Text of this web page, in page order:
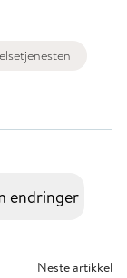
endringer
Neste artikkel